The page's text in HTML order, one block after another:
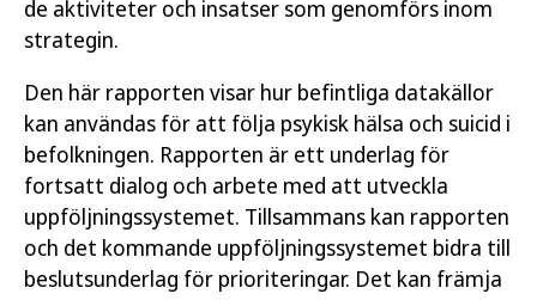
de aktiviteter och insatser som genomförs inom
strategin.
Den här rapporten visar hur befintliga datakällor
kan användas för att följa psykisk hälsa och suicid i
befolkningen. Rapporten är ett underlag för
fortsatt dialog och arbete med att utveckla
uppföljningssystemet. Tillsammans kan rapporten
och det kommande uppföljningssystemet bidra till
beslutsunderlag för prioriteringar. Det kan främja